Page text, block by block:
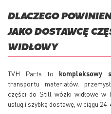
DLACZEGO
JAKO DOSTAWCĘ
WIDŁOWY
TVH Parts to kompleksowy
transportu materiałów,
części do Still wózki widłowe w
usług i szybką dostawę, w ciągu 24-